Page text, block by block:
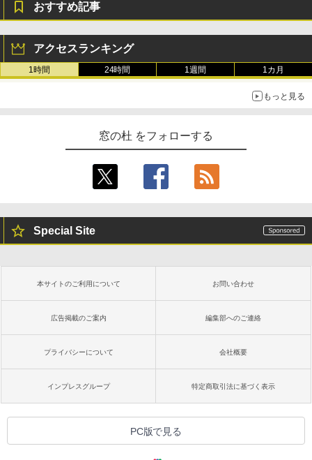
おすすめ記事
アクセスランキング
1時間 24時間 1週間 1カ月
もっと見る
窓の杜 をフォローする
Special Site
本サイトのご利用について お問い合わせ
広告掲載のご案内 編集部へのご連絡
プライバシーについて 会社概要
インプレスグループ 特定商取引法に基づく表示
PC版で見る